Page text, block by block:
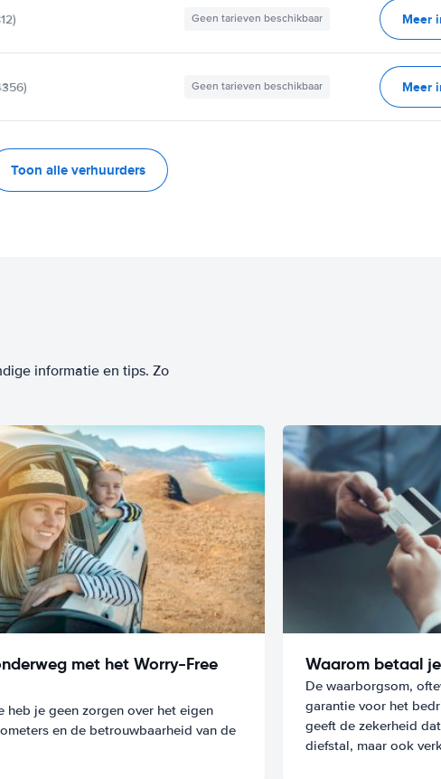
Geen tarieven beschikbaar Meer
Geen tarieven beschikbaar Meer
Toon alle verhuurders
informatie en tips. Zo
met het Worry-Free
heb je geen zorgen over het eigen
en de betrouwbaarheid van de
Waarom betaal
De waarborgsom,
garantie voor het
geeft de zekerheid
diefstal, maar ook